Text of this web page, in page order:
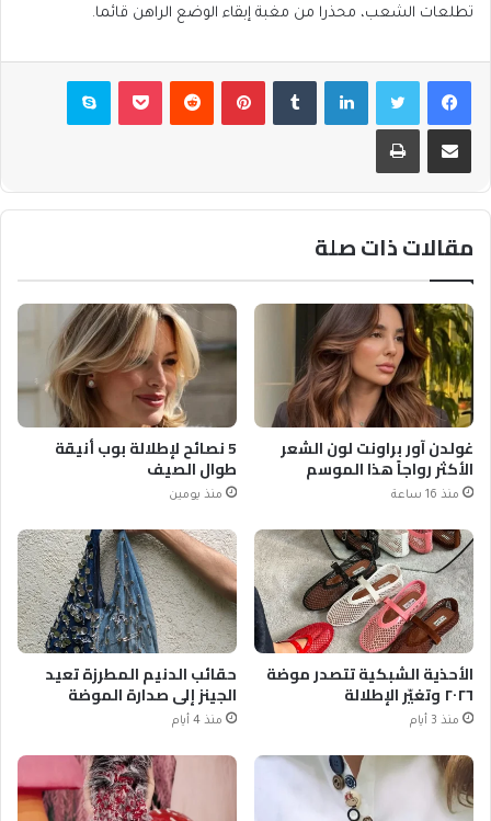
تطلعات الشعب، محذرا من مغبة إبقاء الوضع الراهن قائما.
فيسبوكتويتر لينكدإن بينتيريست بوكيت سكايب
مشاركة عبر البريد طباعة
مقالات ذات صلة
غولدن آور براونت لون الشعر
الأكثر رواجاً هذا الموسم
منذ 16 ساعة
5 نصائح لإطلالة بوب أنيقة
طوال الصيف
منذ يومين
الأحذية الشبكية تتصدر موضة
٢٠٢٦ وتغيّر الإطلالة
منذ 3 أيام
حقائب الدنيم المطرزة تعيد
الجينز إلى صدارة الموضة
منذ 4 أيام